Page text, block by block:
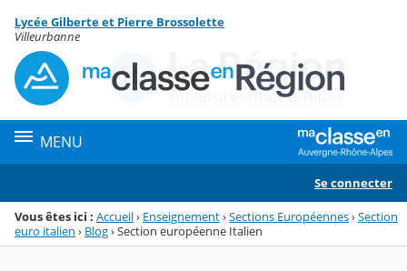
Menu de la rubrique
Contenu
Lycée Gilberte et Pierre Brossolette
Villeurbanne
MENU
Se connecter
Vous êtes ici : Accueil› Enseignement›Sections Européennes›Section
euro italien › Blog›Section européenne Italien